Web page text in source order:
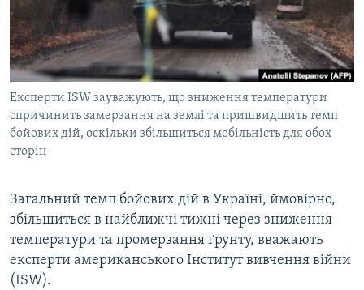
СПЕЦПРОЄКТИ
ПОДКАСТИ
КРИМ РЕАЛІЇ
РУС
УКР
ДОЛУЧАЙСЯ!
Експерти ISW зауважують, що зниження температури
спричинить замерзання на землі та пришвидшить темп
бойових дій, оскільки збільшиться мобільність для обох
сторін
Загальний темп бойових дій в Україні, ймовірно,
збільшиться в найближчі тижні через зниження
температури та промерзання ґрунту, вважають
експерти американського Інститут вивчення війни
(ISW).